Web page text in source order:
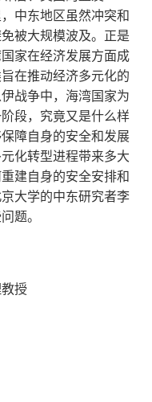
中东地区虽然冲突和
被大规模波及。正是
家在经济发展方面成
在推动经济多元化的
战争中，海湾国家为
段，究竟又是什么样
障自身的安全和发展
化转型进程带来多大
建自身的安全安排和
大学的中东研究者李
题。
授